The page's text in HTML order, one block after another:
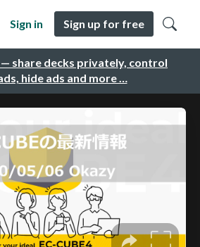
— share decks privately, control
hide ads and more …
Sign in Sign up for free